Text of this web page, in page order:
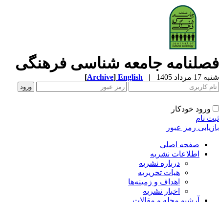
جامعه شناسی فرهنگی
17 مرداد 1405 |
English
[Archive]
ورود خودکار
نام
رمز عبور
صفحه اصلی
اطلاعات نشریه
درباره نشریه
هیات تحریریه
اهداف و زمینه‌ها
اخبار نشریه
آرشیو مجله و مقالات